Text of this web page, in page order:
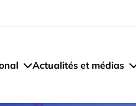
Actualités et médias